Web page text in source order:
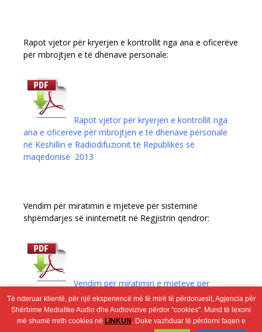
Rapot vjetor për kryerjen e kontrollit nga ana e oficerëve
për mbrojtjen e të dhënave personale:
Rapot vjetor për kryerjen e kontrollit nga
ana e oficerëve për mbrojtjen e të dhënave personale
në Këshillin e Radiodifuzionit të Republikës së
maqedonisë 2013
Vendim për miratimin e mjeteve për sistemine
shpërndarjes së ininternetit në Regjistrin qendror:
Vendim për miratimin e mjeteve për
sistemine shpërndarjes së in internetit në Regjistrin
qendror
Të nderuar klientë, për një eksperiencë më të mirë të përdoruesit, Agjencia për
Shërbime Mediatike Audio dhe Audiovizive përdor “cookies”. Mund të lexoni
më shumë rreth cookies në LINKUN . Duke vazhduar të përdorni faqen e